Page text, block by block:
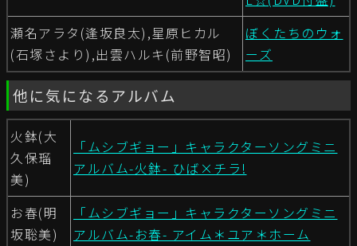
瀬名アラタ(逢坂良太),星原ヒカル
(石塚さより),出雲ハルキ(前野智昭)
ぼくたちのウォ
ーズ
他に気になるアルバム
火鉢(大
久保瑠
美)
「ムシブギョー」キャラクターソングミニ
アルバム-火鉢- ひば×チラ!
お春(明
坂聡美)
「ムシブギョー」キャラクターソングミニ
アルバム-お春- アイム＊ユア＊ホーム